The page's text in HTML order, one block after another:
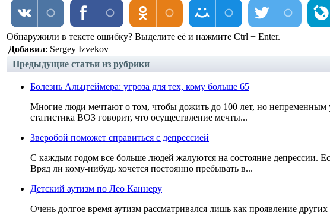
Обнаружили в тексте ошибку? Выделите её и нажмите Ctrl + Enter.
Добавил: Sergey Izvekov
Предыдущие статьи из рубрики
Болезнь Альцгеймера: угроза для тех, кому больше 65
Многие люди мечтают о том, чтобы дожить до 100 лет, но непременным
статистика ВОЗ говорит, что осуществление мечты...
Зверобой поможет справиться с депрессией
С каждым годом все больше людей жалуются на состояние депрессии.
Вряд ли кому-нибудь хочется постоянно пребывать в...
Детский аутизм по Лео Каннеру
Очень долгое время аутизм рассматривался лишь как проявление